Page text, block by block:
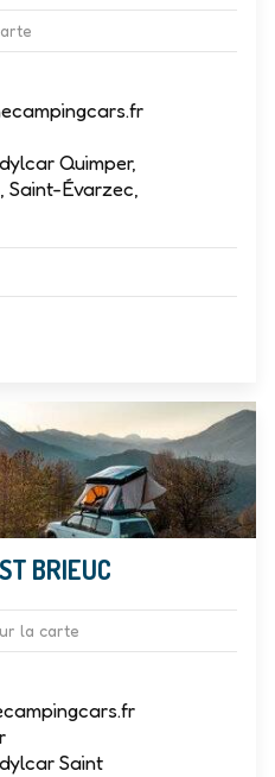
Quimper,
Saint-Évarzec,
BRIEUC
la carte
Saint